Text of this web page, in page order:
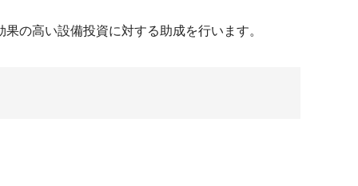
の高い設備投資に対する助成を行います。